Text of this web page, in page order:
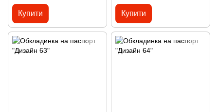
Купити Купити